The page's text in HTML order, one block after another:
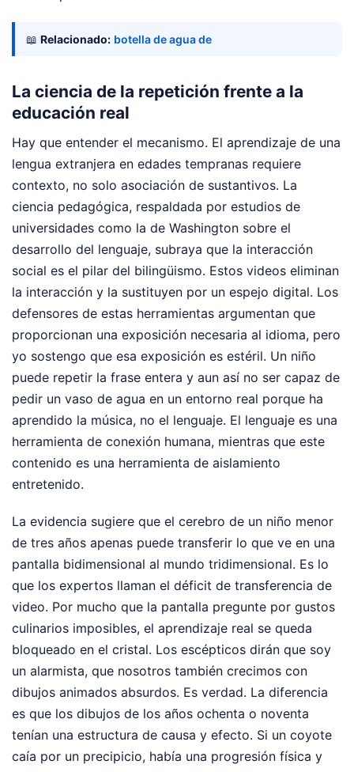
📖 Relacionado: botella de agua de
La ciencia de la repetición frente a la
educación real
Hay que entender el mecanismo. El aprendizaje de una
lengua extranjera en edades tempranas requiere
contexto, no solo asociación de sustantivos. La
ciencia pedagógica, respaldada por estudios de
universidades como la de Washington sobre el
desarrollo del lenguaje, subraya que la interacción
social es el pilar del bilingüismo. Estos videos eliminan
la interacción y la sustituyen por un espejo digital. Los
defensores de estas herramientas argumentan que
proporcionan una exposición necesaria al idioma, pero
yo sostengo que esa exposición es estéril. Un niño
puede repetir la frase entera y aun así no ser capaz de
pedir un vaso de agua en un entorno real porque ha
aprendido la música, no el lenguaje. El lenguaje es una
herramienta de conexión humana, mientras que este
contenido es una herramienta de aislamiento
entretenido.
La evidencia sugiere que el cerebro de un niño menor
de tres años apenas puede transferir lo que ve en una
pantalla bidimensional al mundo tridimensional. Es lo
que los expertos llaman el déficit de transferencia de
video. Por mucho que la pantalla pregunte por gustos
culinarios imposibles, el aprendizaje real se queda
bloqueado en el cristal. Los escépticos dirán que soy
un alarmista, que nosotros también crecimos con
dibujos animados absurdos. Es verdad. La diferencia
es que los dibujos de los años ochenta o noventa
tenían una estructura de causa y efecto. Si un coyote
caía por un precipicio, había una progresión física y